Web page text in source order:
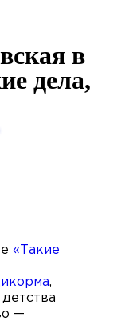
в
дела,
«Такие
,
—